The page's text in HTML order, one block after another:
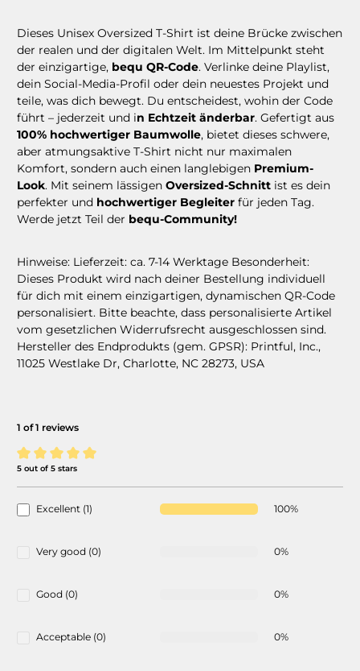
Dieses Unisex Oversized T-Shirt ist deine Brücke zwischen
der realen und der digitalen Welt. Im Mittelpunkt steht
der einzigartige, bequ QR-Code. Verlinke deine Playlist,
dein Social-Media-Profil oder dein neuestes Projekt und
teile, was dich bewegt. Du entscheidest, wohin der Code
führt – jederzeit und in Echtzeit änderbar. Gefertigt aus
100% hochwertiger Baumwolle, bietet dieses schwere,
aber atmungsaktive T-Shirt nicht nur maximalen
Komfort, sondern auch einen langlebigen Premium-
Look. Mit seinem lässigen Oversized-Schnitt ist es dein
perfekter und hochwertiger Begleiter für jeden Tag.
Werde jetzt Teil der bequ-Community!
Hinweise: Lieferzeit: ca. 7-14 Werktage Besonderheit:
Dieses Produkt wird nach deiner Bestellung individuell
für dich mit einem einzigartigen, dynamischen QR-Code
personalisiert. Bitte beachte, dass personalisierte Artikel
vom gesetzlichen Widerrufsrecht ausgeschlossen sind.
Hersteller des Endprodukts (gem. GPSR): Printful, Inc.,
11025 Westlake Dr, Charlotte, NC 28273, USA
1 of 1 reviews
Average rating of 5 out of 5 stars
5 out of 5 stars
Excellent (1) 100%
Very good (0) 0%
Good (0) 0%
Acceptable (0) 0%